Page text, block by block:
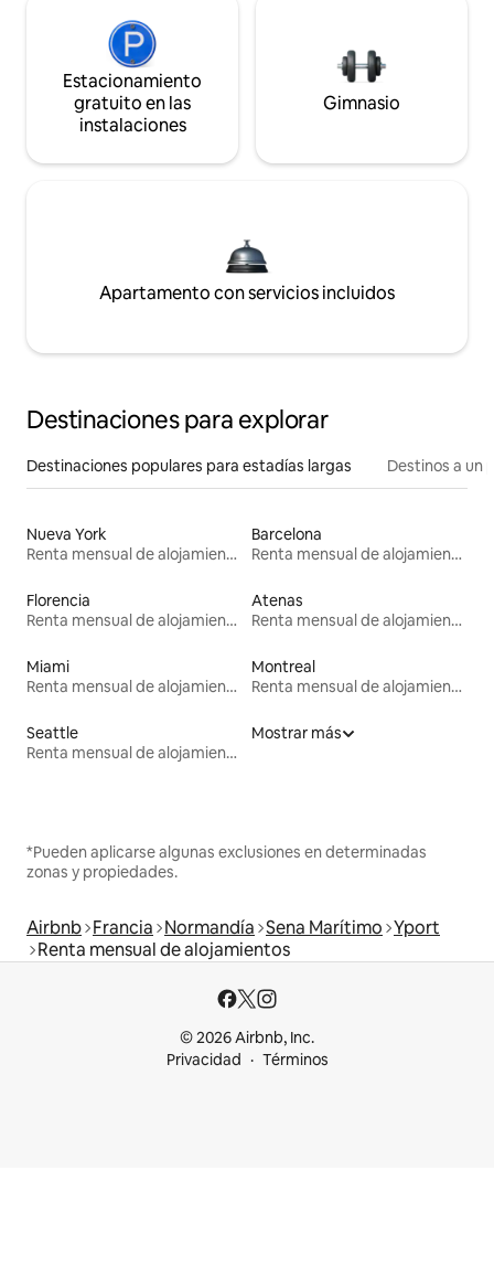
Estacionamiento
gratuito en las
instalaciones
Gimnasio
Apartamento con servicios incluidos
Destinaciones para explorar
Destinaciones populares para estadías largas Destinos a un
Nueva York
Renta mensual de alojamientos
Barcelona
Renta mensual de alojamientos
Florencia
Renta mensual de alojamientos
Atenas
Renta mensual de alojamientos
Miami
Renta mensual de alojamientos
Montreal
Renta mensual de alojamientos
Seattle
Renta mensual de alojamientos
Mostrar más
*Pueden aplicarse algunas exclusiones en determinadas
zonas y propiedades.
Airbnb Francia Normandía Sena Marítimo Yport
Renta mensual de alojamientos
© 2026 Airbnb, Inc.
Privacidad
Términos